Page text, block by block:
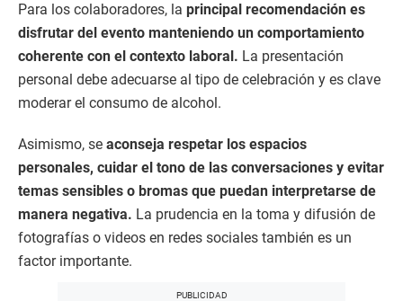
Para los colaboradores, la principal recomendación es
disfrutar del evento manteniendo un comportamiento
coherente con el contexto laboral. La presentación
personal debe adecuarse al tipo de celebración y es clave
moderar el consumo de alcohol.
Asimismo, se aconseja respetar los espacios
personales, cuidar el tono de las conversaciones y evitar
temas sensibles o bromas que puedan interpretarse de
manera negativa. La prudencia en la toma y difusión de
fotografías o videos en redes sociales también es un
factor importante.